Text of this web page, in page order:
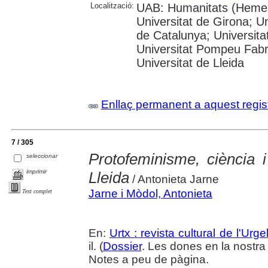
Localització: UAB: Humanitats
Universitat de Girona;
de Catalunya;
Universitat Pompeu
Universitat de Lleida
Enllaç permanent a aquest
7 / 305
seleccionar
imprimir
Text complet
Protofeminisme,
Lleida/ Antonieta Jarne
Jarne i Mòdol, Antonieta
En: Urtx : revista cultural de
il. (Dossier. Les dones en la
Notes a peu de pàgina.